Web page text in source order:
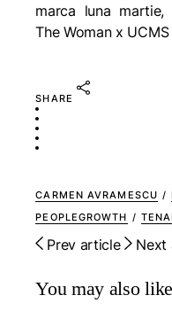
marca luna
The Woman x UCMS
SHARE
CARMEN AVRAMESCU /
PEOPLEGROWTH /
Prev article Next
You may also like